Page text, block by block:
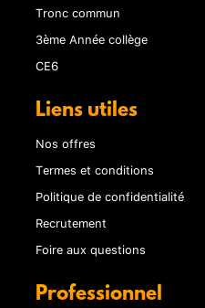
Tronc commun
3ème Année collège
CE6
Liens utiles
Nos offres
Termes et conditions
Politique de confidentialité
Recrutement
Foire aux questions
Professionnel